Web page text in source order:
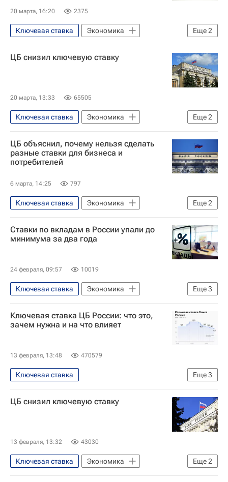
20 марта, 16:20 2375
Еще2
Ключевая ставка
Экономика
Эльвира Набиуллина
Центральный Банк РФ (ЦБ РФ)
ЦБ снизил ключевую ставку
20 марта, 13:33 65505
Еще2
Ключевая ставка
Экономика
Центральный Банк РФ (ЦБ РФ)
Россия
ЦБ объяснил, почему нельзя сделать
разные ставки для бизнеса и
потребителей
6 марта, 14:25 797
Еще2
Ключевая ставка
Экономика
Центральный Банк РФ (ЦБ РФ)
Россия
Ставки по вкладам в России упали до
минимума за два года
24 февраля, 09:57 10019
Еще3
Ключевая ставка
Экономика
Россия
Эльвира Набиуллина
Центральный Банк РФ (ЦБ РФ)
Ключевая ставка ЦБ России: что это,
зачем нужна и на что влияет
13 февраля, 13:48 470579
Еще3
Ключевая ставка
Центральный Банк РФ (ЦБ РФ)
Кредиты
Эльвира Набиуллина
ЦБ снизил ключевую ставку
13 февраля, 13:32 43030
Еще2
Ключевая ставка
Экономика
Центральный Банк РФ (ЦБ РФ)
Россия